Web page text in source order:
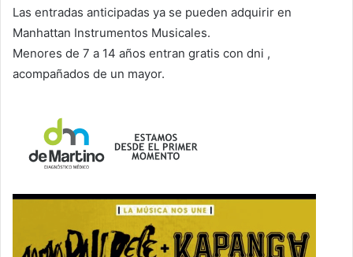
Las entradas anticipadas ya se pueden adquirir en
Manhattan Instrumentos Musicales.
Menores de 7 a 14 años entran gratis con dni ,
acompañados de un mayor.